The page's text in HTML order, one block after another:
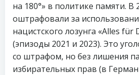
на 180°» в политике памяти. В
оштрафовали за
нацистского лозунга «Alles für
(эпизоды 2021 и 2023). Это
со штрафом, но без лишения
избирательных прав (в